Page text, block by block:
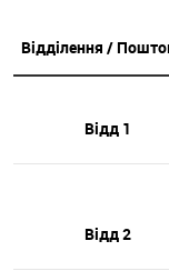
Відділення /
Відд 1
Відд 2